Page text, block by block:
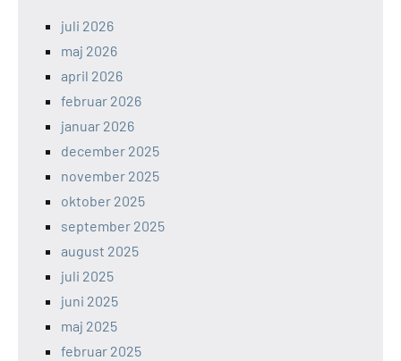
juli 2026
maj 2026
april 2026
februar 2026
januar 2026
december 2025
november 2025
oktober 2025
september 2025
august 2025
juli 2025
juni 2025
maj 2025
februar 2025